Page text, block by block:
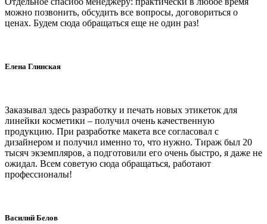
можно позвонить, обсудить все вопросы, договориться о
ценах. Будем сюда обращаться еще не один раз!
Елена Глинская
Заказывал здесь разработку и печать новых этикеток для
линейки косметики – получил очень качественную
продукцию. При разработке макета все согласовал с
дизайнером и получил именно то, что нужно. Тираж был 20
тысяч экземпляров, а подготовили его очень быстро, я даже не
ожидал. Всем советую сюда обращаться, работают
профессионалы!
Василий Белов